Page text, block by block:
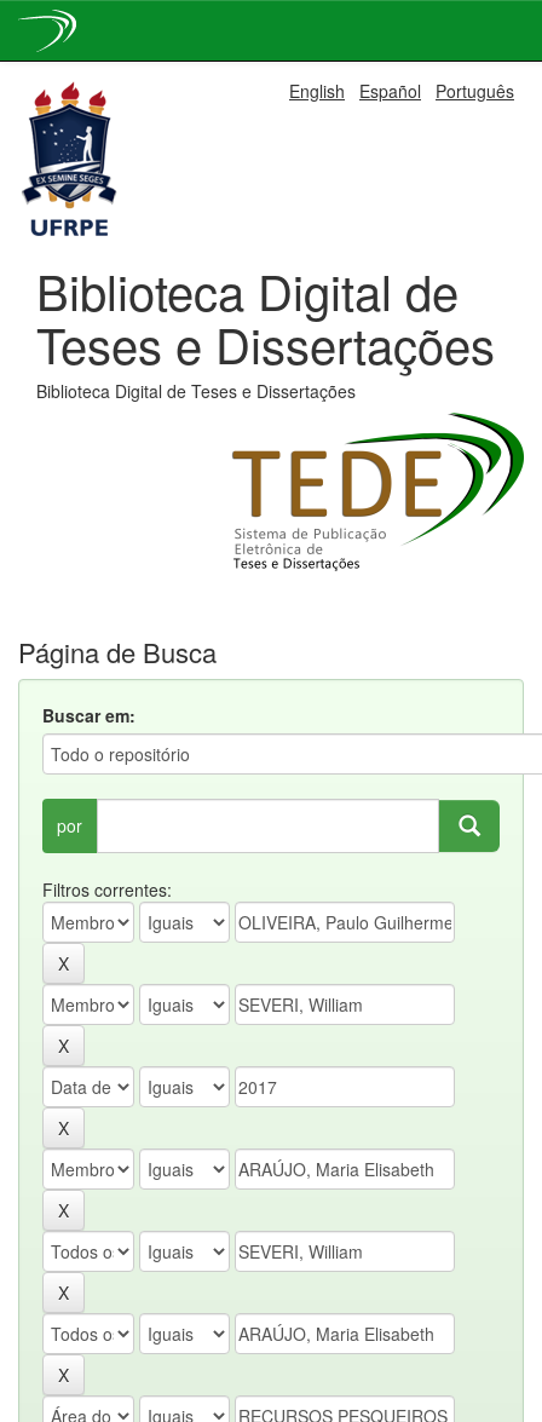
navigation
English Español Português
Biblioteca Digital de
Teses e Dissertações
Biblioteca Digital de Teses e Dissertações
Página de Busca
Buscar em:
por
Filtros correntes: